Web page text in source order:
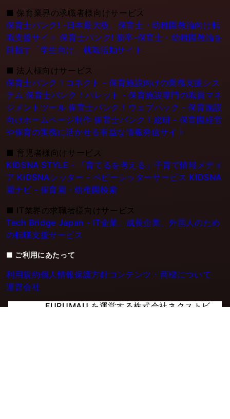
■ 保育業界の求職者様向けサービス
保育士バンク! -日本最大級。保育士・幼稚園教論向け転
職支援サイト 保育士バンク! 新卒-保育士・幼稚園教論を
目指す「学生向け」就職活動サイト
■ 法人様向けサービス
保育士バンク！コネクト - 保育施設向けの業務支援シス
テム 保育士バンク！パレット - 保育施設専門の職員マネ
ジメントツール 保育士バンク！ウェブパック - 保育施設
向けホームページ制作 保育士バンク！総研 - 保育園経営
や保育の実務に活かせる有益な情報発信サイト
■ 育児者様向けサービス
KIDSNA STYLE - 「育てるを考える」子育て情報メディ
ア KIDSNAシッター - ベビーシッターサービス KIDSNA
園ナビ - 保育園・幼稚園検索
■ IT業界の求職者様向けサービス
Tech Bridge Japan - IT企業、成長企業、外国人のため
の転職支援サービス
■ ご利用にあたって
利用規約個人情報保護方針コンテンツ・商標について
運営会社
FURUMAU を運営する株式会社ネクストビ